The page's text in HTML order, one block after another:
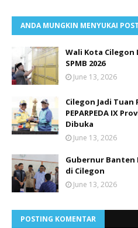
ANDA MUNGKIN MENYUKAI
Wali Kota Cilegon
SPMB 2026
June 13, 2026
Cilegon Jadi Tuan
PEPARPEDA IX
Dibuka
June 13, 2026
Gubernur Banten
di Cilegon
June 13, 2026
POSTING KOMENTAR